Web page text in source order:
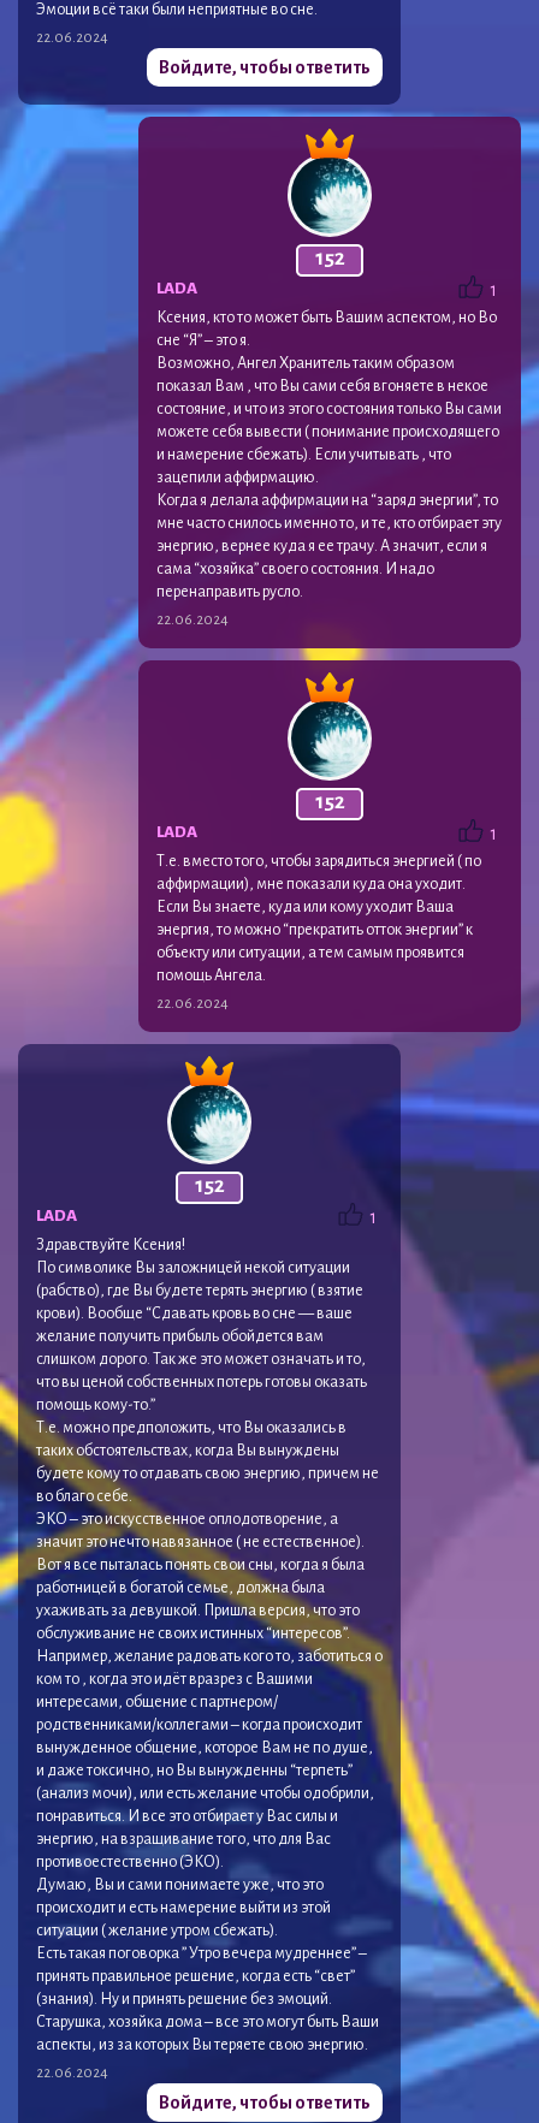
Эмоции всё таки были неприятные во сне.
22.06.2024
Войдите, чтобы ответить
152
1
LADA
Ксения, кто то может быть Вашим аспектом, но Во
сне “Я” – это я.
Возможно, Ангел Хранитель таким образом
показал Вам , что Вы сами себя вгоняете в некое
состояние, и что из этого состояния только Вы сами
можете себя вывести ( понимание происходящего
и намерение сбежать). Если учитывать , что
зацепили аффирмацию.
Когда я делала аффирмации на “заряд энергии”, то
мне часто снилось именно то, и те, кто отбирает эту
энергию, вернее куда я ее трачу. А значит, если я
сама “хозяйка” своего состояния. И надо
перенаправить русло.
22.06.2024
152
1
LADA
Т.е. вместо того, чтобы зарядиться энергией ( по
аффирмации), мне показали куда она уходит.
Если Вы знаете, куда или кому уходит Ваша
энергия, то можно “прекратить отток энергии” к
объекту или ситуации, а тем самым проявится
помощь Ангела.
22.06.2024
152
1
LADA
Здравствуйте Ксения!
По символике Вы заложницей некой ситуации
(рабство), где Вы будете терять энергию ( взятие
крови). Вообще “Сдавать кровь во сне — ваше
желание получить прибыль обойдется вам
слишком дорого. Так же это может означать и то,
что вы ценой собственных потерь готовы оказать
помощь кому-то.”
Т.е. можно предположить, что Вы оказались в
таких обстоятельствах, когда Вы вынуждены
будете кому то отдавать свою энергию, причем не
во благо себе.
ЭКО – это искусственное оплодотворение, а
значит это нечто навязанное ( не естественное).
Вот я все пыталась понять свои сны, когда я была
работницей в богатой семье, должна была
ухаживать за девушкой. Пришла версия, что это
обслуживание не своих истинных “интересов”.
Например, желание радовать кого то, заботиться о
ком то , когда это идёт вразрез с Вашими
интересами, общение с партнером/
родственниками/коллегами – когда происходит
вынужденное общение, которое Вам не по душе,
и даже токсично, но Вы вынужденны “терпеть”
(анализ мочи), или есть желание чтобы одобрили,
понравиться. И все это отбирает у Вас силы и
энергию, на взращивание того, что для Вас
противоестественно (ЭКО).
Думаю, Вы и сами понимаете уже, что это
происходит и есть намерение выйти из этой
ситуации ( желание утром сбежать).
Есть такая поговорка ” Утро вечера мудреннее” –
принять правильное решение, когда есть “свет”
(знания). Ну и принять решение без эмоций.
Старушка, хозяйка дома – все это могут быть Ваши
аспекты, из за которых Вы теряете свою энергию.
22.06.2024
Войдите, чтобы ответить